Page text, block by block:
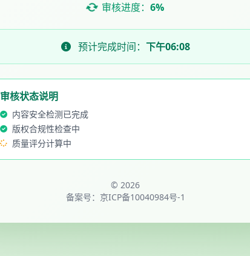
审核进度： 6%
预计完成时间： 下午06:08
审核状态说明
内容安全检测已完成
版权合规性检查中
质量评分计算中
© 2026
备案号： 京ICP备10040984号-1